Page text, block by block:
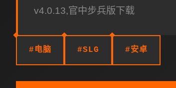
v4.0.13,官中步兵版下载
#电脑 #SLG #安卓